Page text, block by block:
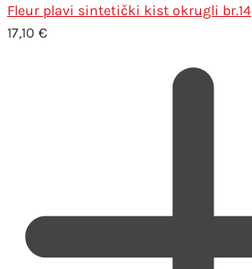
Fleur plavi sintetički kist okrugli br.14
17,10 €